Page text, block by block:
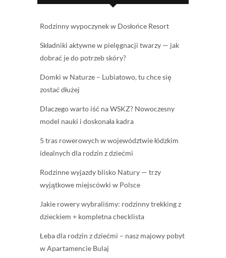
Rodzinny wypoczynek w Dosłońce Resort
Składniki aktywne w pielęgnacji twarzy — jak
dobrać je do potrzeb skóry?
Domki w Naturze – Lubiatowo, tu chce się
zostać dłużej
Dlaczego warto iść na WSKZ? Nowoczesny
model nauki i doskonała kadra
5 tras rowerowych w województwie łódzkim
idealnych dla rodzin z dziećmi
Rodzinne wyjazdy blisko Natury — trzy
wyjątkowe miejscówki w Polsce
Jakie rowery wybraliśmy: rodzinny trekking z
dzieckiem + kompletna checklista
Łeba dla rodzin z dziećmi – nasz majowy pobyt
w Apartamencie Bulaj